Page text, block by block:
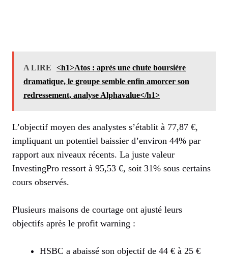
A LIRE
<h1>Atos : après une chute boursière
dramatique, le groupe semble enfin amorcer son
redressement, analyse Alphavalue</h1>
L’objectif moyen des analystes s’établit à 77,87 €,
impliquant un potentiel baissier d’environ 44% par
rapport aux niveaux récents. La juste valeur
InvestingPro ressort à 95,53 €, soit 31% sous certains
cours observés.
Plusieurs maisons de courtage ont ajusté leurs
objectifs après le profit warning :
HSBC a abaissé son objectif de 44 € à 25 €